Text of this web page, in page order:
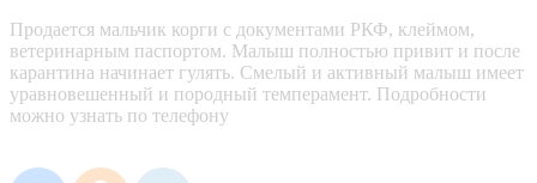
Продается мальчик корги с документами РКФ, клеймом,
ветеринарным паспортом. Малыш полностью привит и после
карантина начинает гулять. Смелый и активный малыш имеет
уравновешенный и породный темперамент. Подробности
можно узнать по телефону